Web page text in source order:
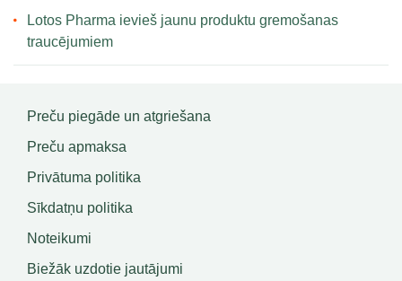
Lotos Pharma ievieš jaunu produktu gremošanas
traucējumiem
Preču piegāde un atgriešana
Preču apmaksa
Privātuma politika
Sīkdatņu politika
Noteikumi
Biežāk uzdotie jautājumi